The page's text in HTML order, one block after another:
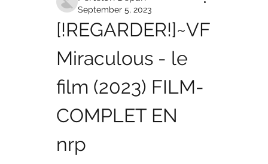
September 5, 2023
[!REGARDER!]~VF
Miraculous - le
film (2023) FILM-
COMPLET EN
nrp